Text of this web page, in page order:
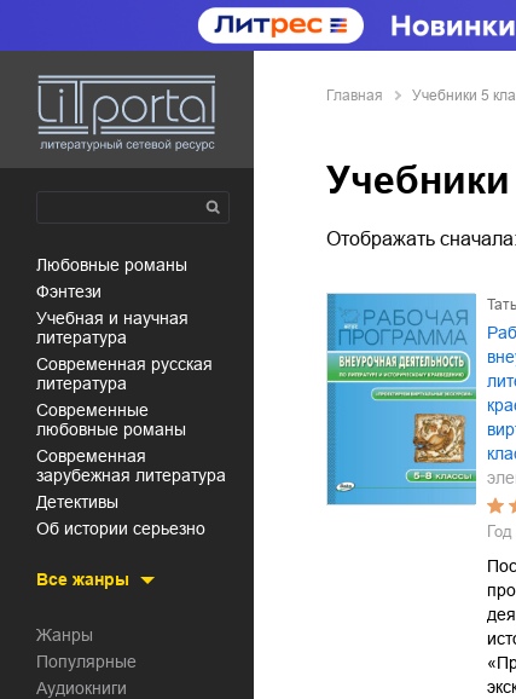
любовные романы
фэнтези
учебная и научная
литература
современная русская
литература
современные
любовные романы
современная
зарубежная литература
детективы
об истории серьезно
Все жанры
Жанры
Популярные
Аудиокниги
Главная Учебники 5
Отображать сначала: